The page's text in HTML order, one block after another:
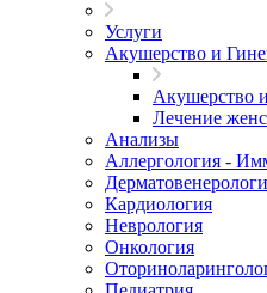
Услуги
Акушерство и
Акушерство
Лечение
Анализы
Аллергология -
Кардиология
Неврология
Онкология